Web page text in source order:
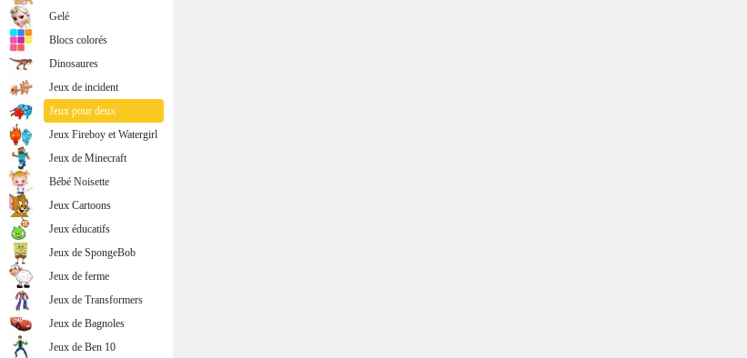
Gelé
Blocs colorés
Dinosaures
Jeux de incident
Jeux pour deux
Jeux Fireboy et Watergirl
Jeux de Minecraft
Bébé Noisette
Jeux Cartoons
Jeux éducatifs
Jeux de SpongeBob
Jeux de ferme
Jeux de Transformers
Jeux de Bagnoles
Jeux de Ben 10